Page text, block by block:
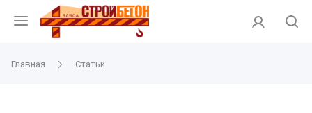
Главная Статьи